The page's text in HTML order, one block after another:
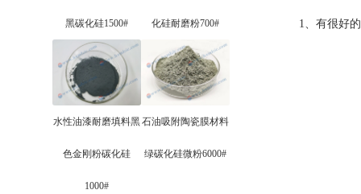
黑碳化硅1500# 化硅耐磨粉700#
水性油漆耐磨填料黑
色金刚粉碳化硅
1000#
石油吸附陶瓷膜材料
绿碳化硅微粉6000#
1、有很好的